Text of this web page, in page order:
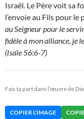
Israël. Le Père voit sa
l’envoie au Fils pour le
au Seigneur pour le
fidèle à mon alliance, je
(Isaïe 56:6-7)
Fais ta part dans l’œuvre de
COPIER L’IMAGE